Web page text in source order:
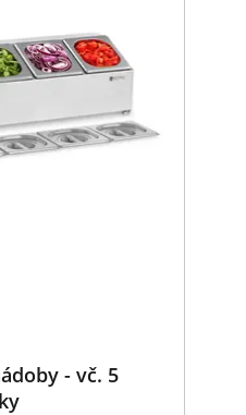
- vč. 5